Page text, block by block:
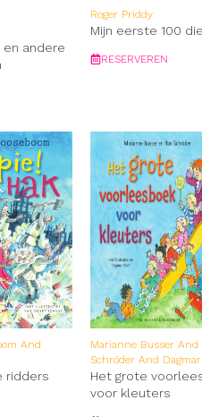
andere
Roger Priddy
Mijn eerste 100
RESERVEREN
And
ridders
Marianne Busser And
Schröder And
Het grote
voor kleuters